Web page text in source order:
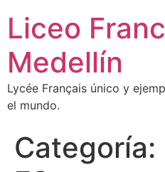
Liceo
Medellín
Lycée Français único y
el mundo.
Categoría: